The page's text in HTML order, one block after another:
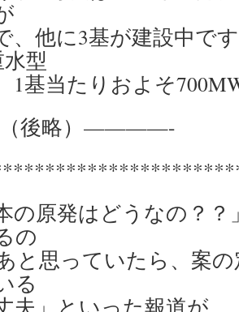
、他に3基が建設中で
型
1基当たりおよそ
後略）————-
の原発はどうなの？
の
と思っていたら、案
る
夫」といった報道が。